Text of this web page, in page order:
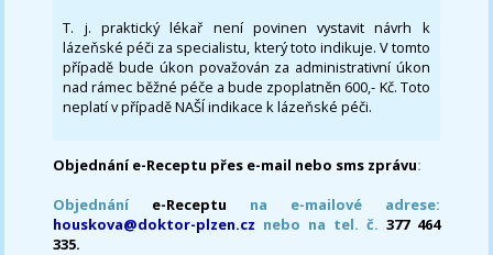
T. j. praktický lékař není povinen vystavit návrh k
lázeňské péči za specialistu, který toto indikuje. V tomto
případě bude úkon považován za administrativní úkon
nad rámec běžné péče a bude zpoplatněn 600,- Kč. Toto
neplatí v případě NAŠÍ indikace k lázeňské péči.
Objednání e-Receptu přes e-mail nebo sms zprávu:
Objednání e-Receptu na e-mailové adrese:
houskova@doktor-plzen.cz nebo na tel. č. 377 464
335.